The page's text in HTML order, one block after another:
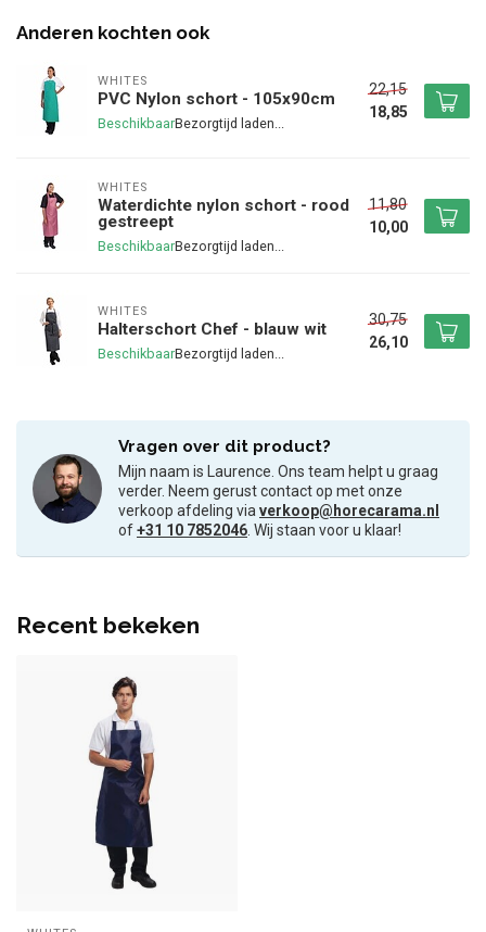
Anderen kochten ook
WHITES
PVC Nylon schort - 105x90cm
Beschikbaar
22,15
18,85
WHITES
Waterdichte nylon schort - rood
gestreept
Beschikbaar
11,80
10,00
WHITES
Halterschort Chef - blauw wit
Beschikbaar
30,75
26,10
Vragen over dit product?
Mijn naam is Laurence. Ons team helpt u graag
verder. Neem gerust contact op met onze
verkoop afdeling viaverkoop@horecarama.nl
of+31 10 7852046. Wij staan voor u klaar!
Recent bekeken